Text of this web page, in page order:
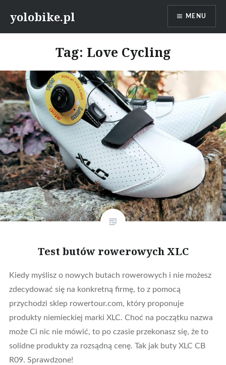
yolobike.pl MENU
Tag: Love Cycling
Test butów rowerowych XLC
Kiedy myślisz o nowych butach rowerowych i nie możesz
zdecydować się na konkretną firmę, to z pomocą
przychodzi sklep rowertour.com, który proponuje
produkty niemieckiej marki XLC. Choć na początku nazwa
może Ci nic nie mówić, to po czasie przekonasz się, że to
solidne produkty za rozsądną cenę. Tak jak buty XLC CB
R09. Sprawdzone!